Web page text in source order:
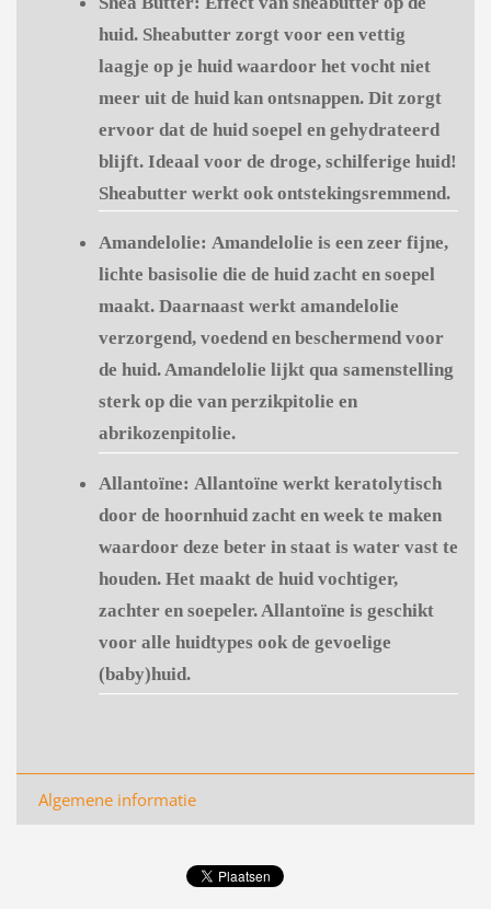
huid. Sheabutter zorgt voor een vettig
laagje op je huid waardoor het vocht niet
meer uit de huid kan ontsnappen. Dit zorgt
ervoor dat de huid soepel en gehydrateerd
blijft. Ideaal voor de droge, schilferige huid!
Sheabutter werkt ook ontstekingsremmend.
Amandelolie: Amandelolie is een zeer fijne,
lichte basisolie die de huid zacht en soepel
maakt. Daarnaast werkt amandelolie
verzorgend, voedend en beschermend voor
de huid. Amandelolie lijkt qua samenstelling
sterk op die van perzikpitolie en
abrikozenpitolie.
Allantoïne: Allantoïne werkt keratolytisch
door de hoornhuid zacht en week te maken
waardoor deze beter in staat is water vast te
houden. Het maakt de huid vochtiger,
zachter en soepeler. Allantoïne is geschikt
voor alle huidtypes ook de gevoelige
(baby)huid.
Algemene informatie